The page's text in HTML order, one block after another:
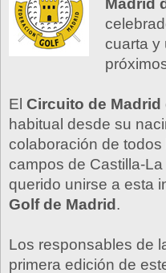
Madrid
cuarta y
El Circuito de
habitual desde su
colaboración de
campos de Castilla-
querido unirse a esta
Golf de Madrid .
Los responsables de
primera edición de